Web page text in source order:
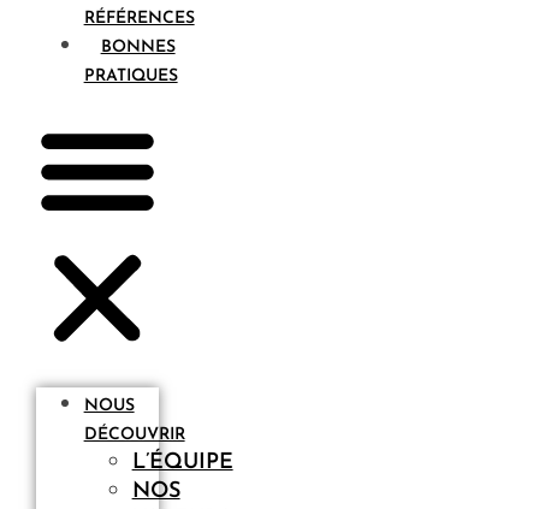
RÉFÉRENCES
BONNES
PRATIQUES
NOUS
DÉCOUVRIR
L’ÉQUIPE
NOS